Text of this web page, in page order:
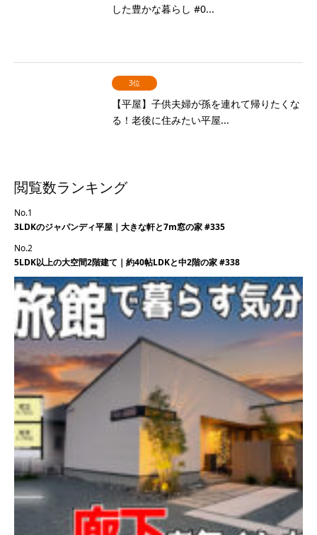
した豊かな暮らし #0...
3位
【平屋】子供夫婦が孫を連れて帰りたくな
る！老後に住みたい平屋...
閲覧数ランキング
No.1
3LDKのジャパンディ平屋｜大きな軒と7m窓の家 #335
No.2
5LDK以上の大空間2階建て｜約40帖LDKと中2階の家 #338